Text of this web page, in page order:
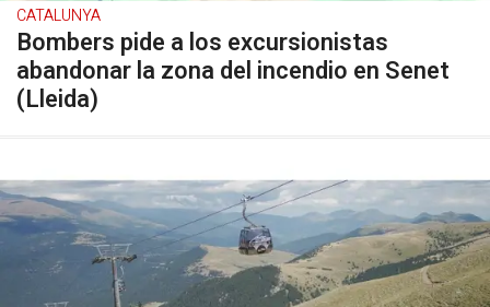
CATALUNYA
Bombers pide a los excursionistas
abandonar la zona del incendio en Senet
(Lleida)